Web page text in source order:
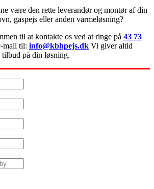
være den rette leverandør og montør af din
gaspejs eller anden varmeløsning?
til at kontakte os ved at ringe på 43 73
mail til: info@kbhpejs.dk Vi giver altid
tilbud på din løsning.